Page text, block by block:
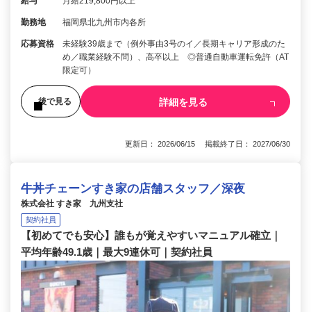
勤務地 福岡県北九州市内各所
応募資格
未経験39歳まで（例外事由3号のイ／長期キャリア形成のた
め／職業経験不問）、高卒以上 ◎普通自動車運転免許（AT
限定可）
後で見る 詳細を見る
更新日： 2026/06/15 掲載終了日： 2027/06/30
牛丼チェーンすき家の店舗スタッフ／深夜
株式会社 すき家 九州支社
契約社員
【初めてでも安心】誰もが覚えやすいマニュアル確立｜
平均年齢49.1歳｜最大9連休可｜契約社員